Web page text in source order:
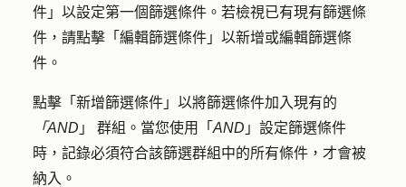
件 」以設定第一個篩選條件。若檢視已有現有篩選條
件，請點擊「 編輯篩選條件 」以新增或編輯篩選條
件。
點擊 「新增篩選條件 」以將篩選條件加入現有的
「AND 」 群組。 當您使用「 AND 」設定篩選條件
時，記錄必須符合該篩選群組中的所有條件，才會被
納入。